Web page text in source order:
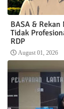
BASA &
Tidak
RDP
August 01, 2026